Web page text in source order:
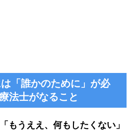
「誰かのために」が必
法士がなること
「もうええ、何もしたくない」